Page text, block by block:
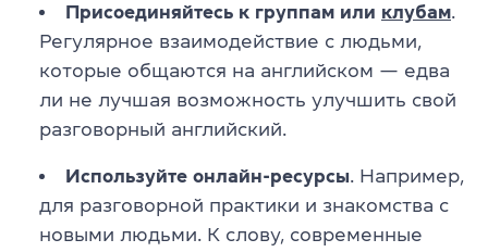
Присоединяйтесь к группам или клубам.
Регулярное взаимодействие с людьми,
которые общаются на английском — едва
ли не лучшая возможность улучшить свой
разговорный английский.
Используйте онлайн-ресурсы. Например,
для разговорной практики и знакомства с
новыми людьми. К слову, современные